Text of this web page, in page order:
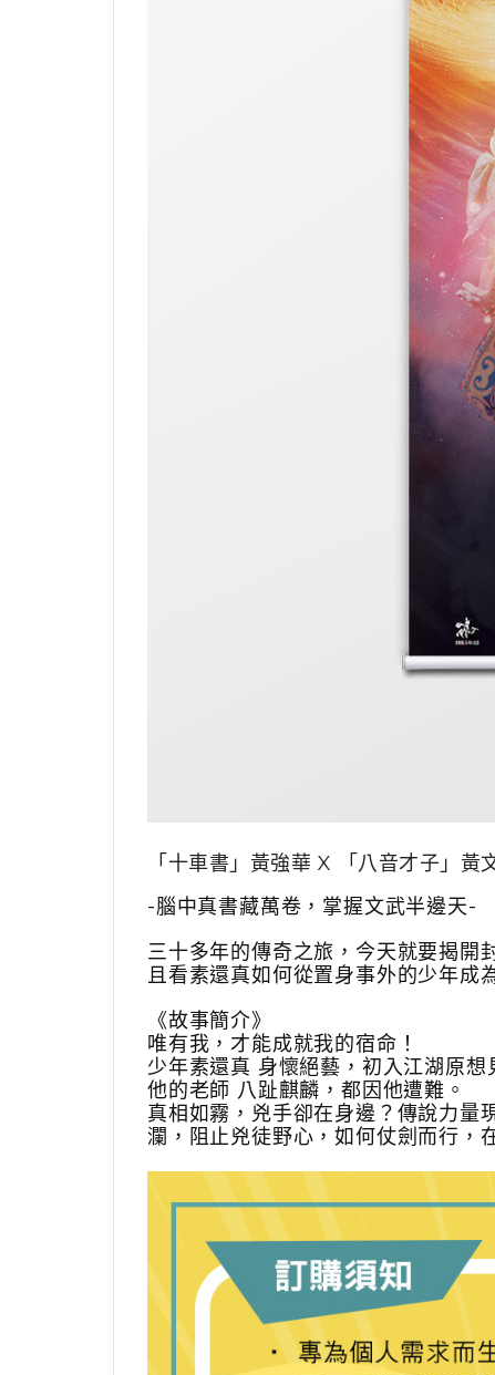
「十車書」黃強華 X 「 八音才子 」 黃
-腦中真書藏萬卷，掌握文武半邊天-
三十多年的傳奇之旅，今天就要揭開
且看素還真如何從置身事外的少年成
《故事簡介》
唯有我，才能成就我的宿命！
少年素還真 身懷絕藝，初入江湖原
他的老師 八趾麒麟，都因他遭難。
真相如霧，兇手卻在身邊？傳說力量
瀾，阻止兇徒野心，如何仗劍而行，